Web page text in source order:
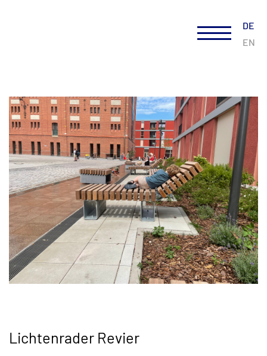
DE
EN
Lichtenrader Revier